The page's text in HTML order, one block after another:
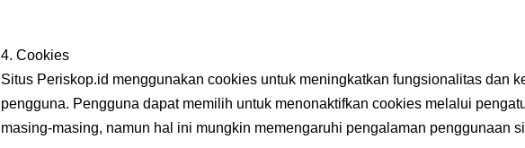
4. Cookies
Situs Periskop.id menggunakan cookies untuk meningkatkan fungsionalitas dan
pengguna. Pengguna dapat memilih untuk menonaktifkan cookies melalui
masing-masing, namun hal ini mungkin memengaruhi pengalaman penggunaan